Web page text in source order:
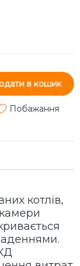
в кошик
Побажання
котлів,